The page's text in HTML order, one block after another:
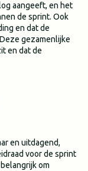
aangeeft, en het
de sprint. Ook
en dat de
gezamenlijke
en dat de
en uitdagend,
voor de sprint
om